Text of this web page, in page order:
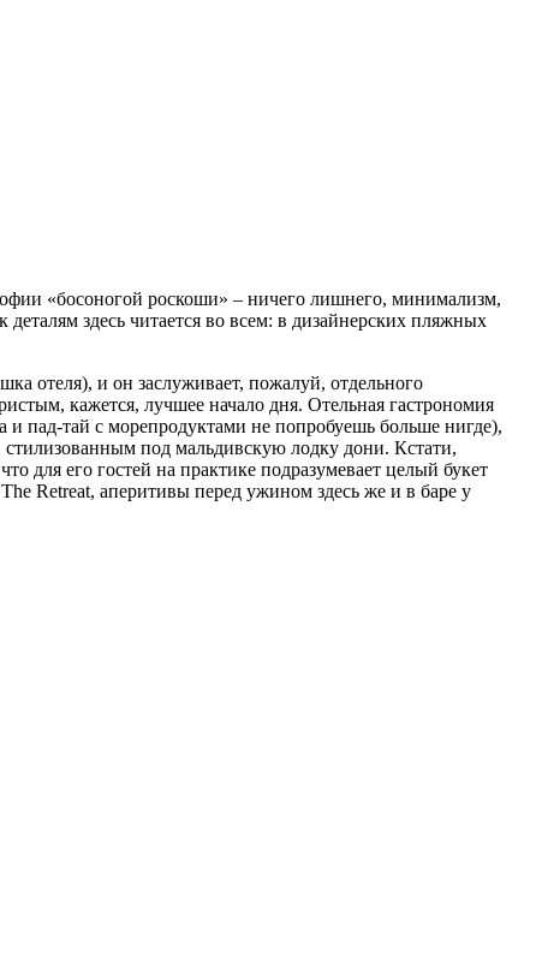
«босоногой роскоши» – ничего лишнего, минимализм,
здесь читается во всем: в дизайнерских пляжных
отеля), и он заслуживает, пожалуй, отдельного
кажется, лучшее начало дня. Отельная гастрономия
и пад-тай с морепродуктами не попробуешь больше нигде),
под мальдивскую лодку дони. Кстати,
для его гостей на практике подразумевает целый букет
Retreat, аперитивы перед ужином здесь же и в баре у